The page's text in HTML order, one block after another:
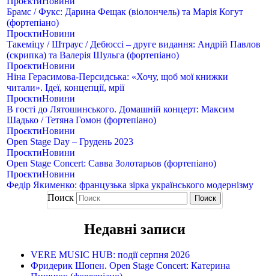
Брамс / Фукс: Дарина Фещак (віолончель) та Марія Когут
(фортепіано)
ПроєктиНовини
Такеміцу / Штраус / Дебюссі – друге видання: Андрій Павлов
(скрипка) та Валерія Шульга (фортепіано)
ПроєктиНовини
Ніна Герасимова-Персидська: «Хочу, щоб мої книжки
читали». Ідеї, концепції, мрії
ПроєктиНовини
В гості до Лятошинського. Домашній концерт: Максим
Шадько / Тетяна Гомон (фортепіано)
ПроєктиНовини
Open Stage Day – Грудень 2023
ПроєктиНовини
Open Stage Concert: Савва Золотарьов (фортепіано)
ПроєктиНовини
Федір Якименко: французька зірка українського модернізму
Поиск
Недавні записи
VERE MUSIC HUB: події серпня 2026
Фридерик Шопен. Open Stage Concert: Катерина